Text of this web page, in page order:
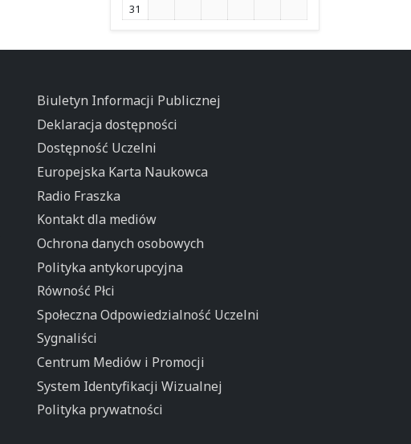
31
Biuletyn Informacji Publicznej
Deklaracja dostępności
Dostępność Uczelni
Europejska Karta Naukowca
Radio Fraszka
Kontakt dla mediów
Ochrona danych osobowych
Polityka antykorupcyjna
Równość Płci
Społeczna Odpowiedzialność Uczelni
Sygnaliści
Centrum Mediów i Promocji
System Identyfikacji Wizualnej
Polityka prywatności